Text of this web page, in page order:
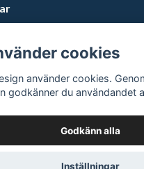
Design - Din vikingashop
cookies
använder cookies.
godkänner du användandet
Godkänn alla
Inställningar